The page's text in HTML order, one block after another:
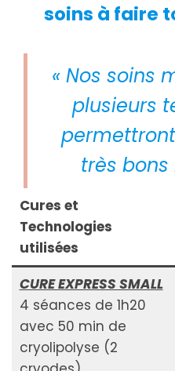
soins à faire
« Nos soins
plusieurs
très bons
Cures et
Technologies
utilisées
CURE EXPRESS SMALL
4 séances de 1h20
avec 50 min de
cryolipolyse (2